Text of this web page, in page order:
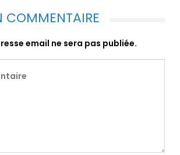
COMMENTAIRE
email ne sera pas publiée.